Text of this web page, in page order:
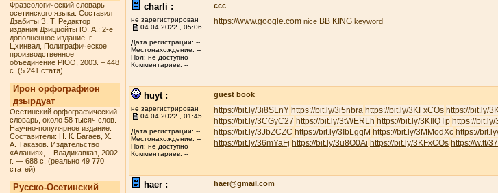
Фразеологический словарь
осетинского языка. Составил
Дзабиты З. Т. Редактор
издания Дзиццойты Ю. А.: 2-е
дополненное издание. г.
Цхинвал, Полиграфическое
производственное
объединение РЮО, 2003. – 448
с. (5 241 статя)
Ирон орфографион
дзырдуат
Осетинский орфографический
словарь, около 58 тысяч слов.
Научно-популярное издание.
Составители: Н. К. Багаев, Х.
А. Таказов. Издательство
«Алания», – Владикавказ, 2002
г. — 688 с. (реально 49 770
статей)
Русско-Осетинский
charli : ccc
не зарегистрирован
04.04.2022 , 05:06
Дата регистрации: --
Местонахождение: --
Пол: не доступно
Комментариев: --
https://www.google.com nice BB KING keyword
huyt : guest book
не зарегистрирован
04.04.2022 , 01:45
Дата регистрации: --
Местонахождение: --
Пол: не доступно
Комментариев: --
https://bit.ly/3i8SLnY https://bit.ly/3i5nbra https://bit.ly/3KFxCOs https://bit.ly/
https://bit.ly/3CGyC27 https://bit.ly/3tWERLh https://bit.ly/3KIlQTp https://
https://bit.ly/3JbZCZC https://bit.ly/3IbLgqM https://bit.ly/3MModXc https://
https://bit.ly/36mYaFj https://bit.ly/3u8O0Ai https://bit.ly/3KFxCOs https://w.tt/
haer : haer@gmail.com